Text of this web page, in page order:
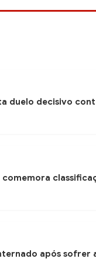
duelo decisivo
após